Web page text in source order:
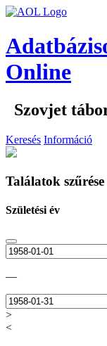
Online
Szovjet
Keresés Információ
Találatok szűrése
Születési év
—
>
<